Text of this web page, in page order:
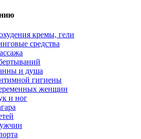
кремы, гели
средства
и душа
гигиены
женщин
и ног